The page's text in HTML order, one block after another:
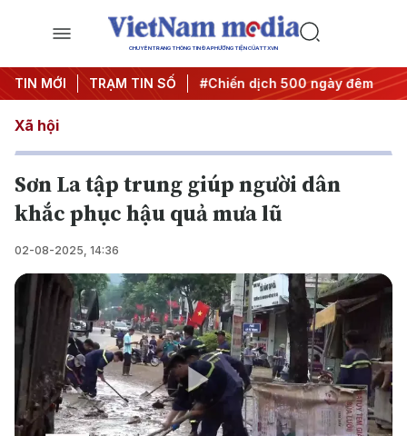
CHUYÊN TRANG THÔNG TIN ĐA PHƯƠNG TIỆN CỦA TTXVN
TIN MỚI TRẠM TIN SỐ
quyết thành hành động #Chiến dịch 500 ngày đêm
Xã hội
Sơn La tập trung giúp người dân
khắc phục hậu quả mưa lũ
02-08-2025, 14:36
Play